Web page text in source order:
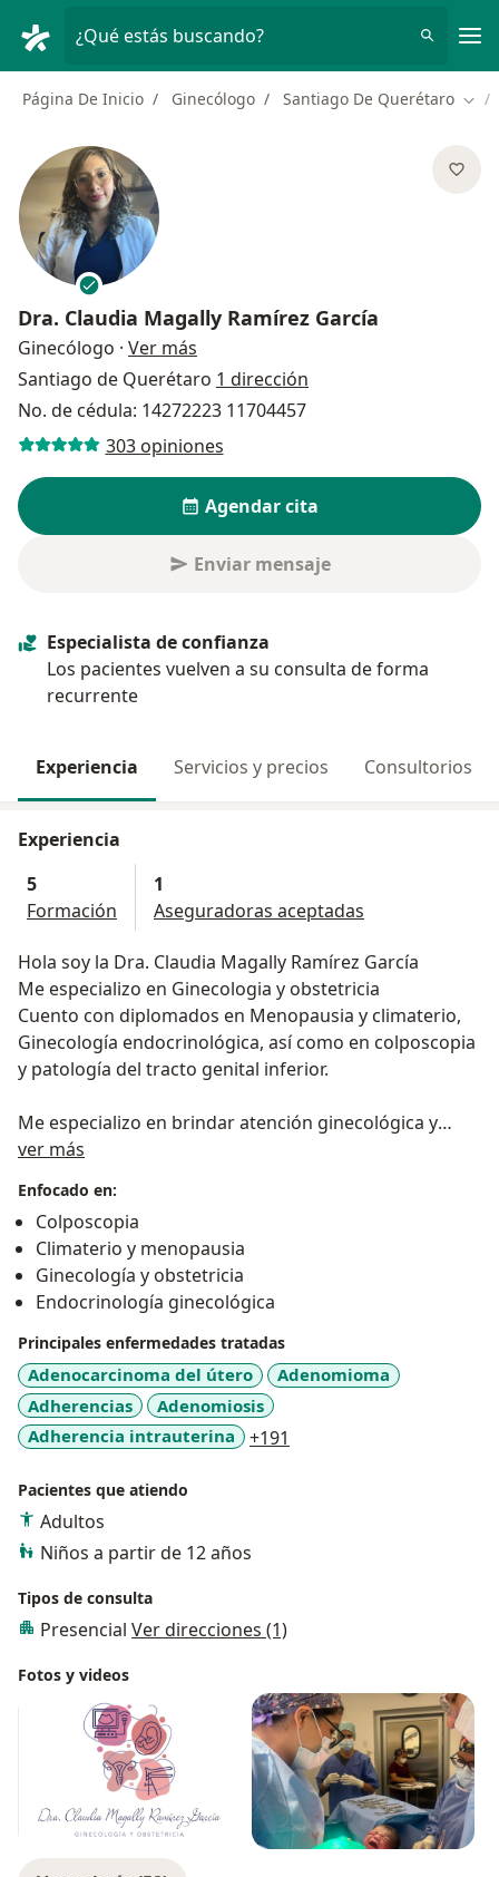
¿Qué estás buscando?
Página De Inicio Ginecólogo Santiago De Querétaro
Dra. Claudia Magally Ramírez García
Ginecólogo · Ver más
Santiago de Querétaro 1 dirección
No. de cédula: 14272223 11704457
303 opiniones
Agendar cita
Enviar mensaje
Especialista de confianza
Los pacientes vuelven a su consulta de forma
recurrente
Experiencia Servicios y precios Consultorios
Experiencia
5
Formación
1
Aseguradoras aceptadas
Hola soy la Dra. Claudia Magally Ramírez García
Me especializo en Ginecologia y obstetricia
Cuento con diplomados en Menopausia y climaterio,
Ginecología endocrinológica, así como en colposcopia
y patología del tracto genital inferior.
Me especializo en brindar atención ginecológica y
obstétrica de alta calidad, centrada en el bienestar
Contamos con tecnología de vanguardia y un enfoque
humano que garantiza confianza, seguridad y
acompañamiento en todo momento.
Desde consultas de rutina, control prenatal y
planificación familiar, control de menopausia y
climaterio, hasta atención especializada en embarazos
de alto riesgo y tratamientos ginecológicos
avanzados, estamos comprometidos con tu salud y la
de tu bebé.
"CONTIGO DESDE SU PRIMER LATIDO Y EN CADA PASO
DE TU VIDA"
ver más
Enfocado en:
Colposcopia
Climaterio y menopausia
Ginecología y obstetricia
Endocrinología ginecológica
Principales enfermedades tratadas
Adenocarcinoma del útero
Adenomioma
Adherencias
Adenomiosis
Adherencia intrauterina
+191
Pacientes que atiendo
Adultos
Niños a partir de 12 años
Tipos de consulta
Presencial Ver direcciones (1)
Fotos y videos